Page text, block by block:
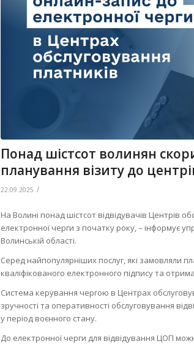
Понад шістсот волинян
планування візиту до
22.09.2025 /
На Волині понад шістсот відвідувачів Центрів
електронної черги з початку року, – інформує
Волинській області.
Серед найпопулярніших послуг, які замовляли
кваліфікованого електронного підпису та
Система керування чергою в Центрах
зручності та оперативності обслуговування
у період воєнного стану.
До електронної черги для відвідування ЦОП